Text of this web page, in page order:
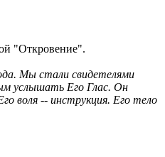
"Откровение".
Мы стали свидетелями
услышать Его Глас. Он
воля -- инструкция. Его тело